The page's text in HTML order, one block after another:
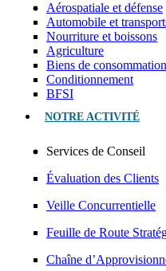
Aérospatiale et défense
Automobile et
Nourriture et boissons
Agriculture
Biens de consommation
Conditionnement
BFSI
NOTRE ACTIVITÉ
Services de Conseil
Évaluation des Clients
Veille Concurrentielle
Feuille de Route
Chaîne